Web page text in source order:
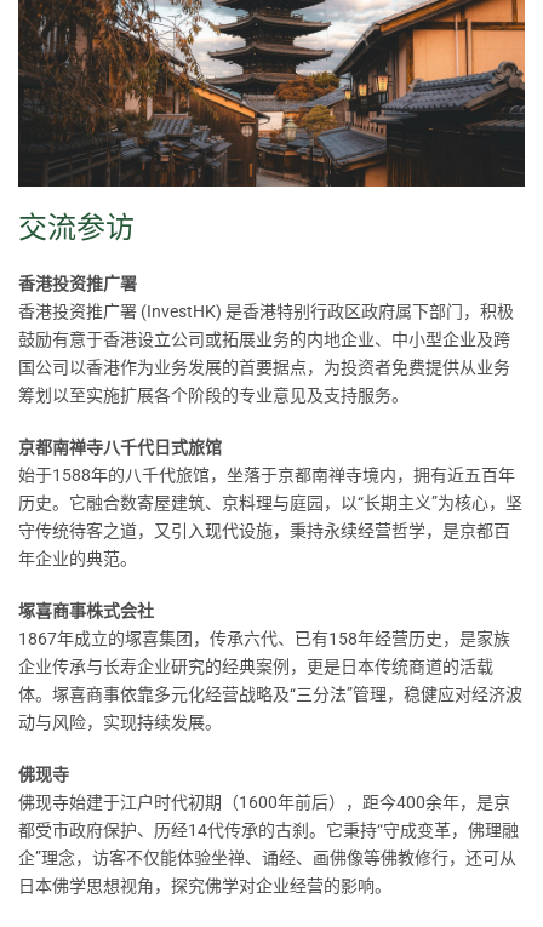
交流参访
香港投资推广署
香港投资推广署 (InvestHK) 是香港特别行政区政府属下部门，积极
鼓励有意于香港设立公司或拓展业务的内地企业、中小型企业及跨
国公司以香港作为业务发展的首要据点，为投资者免费提供从业务
筹划以至实施扩展各个阶段的专业意见及支持服务。
京都南禅寺八千代日式旅馆
始于1588年的八千代旅馆，坐落于京都南禅寺境内，拥有近五百年
历史。它融合数寄屋建筑、京料理与庭园，以“长期主义”为核心，坚
守传统待客之道，又引入现代设施，秉持永续经营哲学，是京都百
年企业的典范。
塚喜商事株式会社
1867年成立的塚喜集团，传承六代、已有158年经营历史，是家族
企业传承与长寿企业研究的经典案例，更是日本传统商道的活载
体。塚喜商事依靠多元化经营战略及“三分法”管理，稳健应对经济波
动与风险，实现持续发展。
佛现寺
佛现寺始建于江户时代初期（1600年前后），距今400余年，是京
都受市政府保护、历经14代传承的古刹。它秉持“守成变革，佛理融
企”理念，访客不仅能体验坐禅、诵经、画佛像等佛教修行，还可从
日本佛学思想视角，探究佛学对企业经营的影响。